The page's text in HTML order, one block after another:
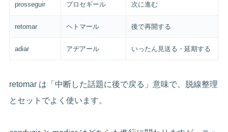
prosseguir プロセギール 次に進む
retomar ヘトマール 後で再開する
adiar アヂアール いったん見送る・延期する
retomar は「中断した話題に後で戻る」意味で、脱線整理
とセットでよく使います。